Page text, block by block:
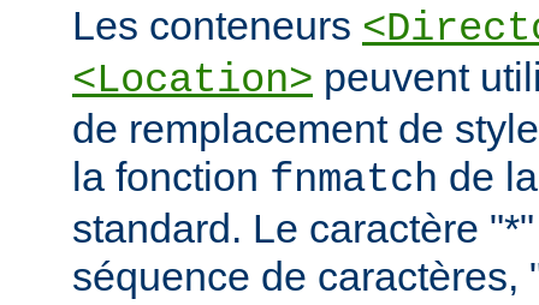
Les conteneurs
<Location> peuvent
de remplacement de
la fonction fnmatch de
standard. Le caractère
séquence de caractères,